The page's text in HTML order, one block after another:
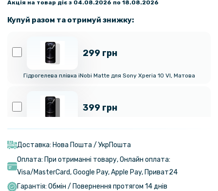
Акція на товар діє з 04.08.2026 по 18.08.2026
Купуй разом та отримуй знижку:
299 грн
Гідрогелева плівка iNobi Matte для Sony Xperia 10 VI, Матова
399 грн
Гідрогелева плівка iNobi Privacy Matte для Sony Xperia 10 VI
299 грн
Доставка: Нова Пошта / УкрПошта
Оплата: При отриманні товару, Онлайн оплата:
Visa/MasterСard, Google Pay, Apple Pay, Приват24
Гарантія: Обмін / Повернення протягом 14 днів